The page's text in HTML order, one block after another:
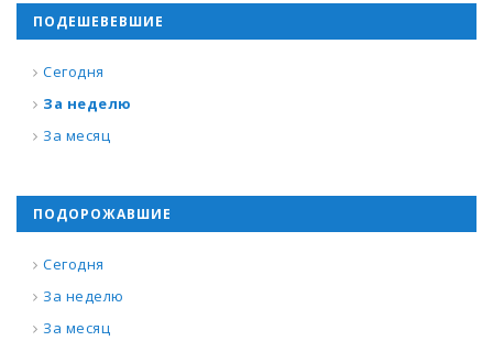
ПОДЕШЕВЕВШИЕ
Сегодня
За неделю
За месяц
ПОДОРОЖАВШИЕ
Сегодня
За неделю
За месяц